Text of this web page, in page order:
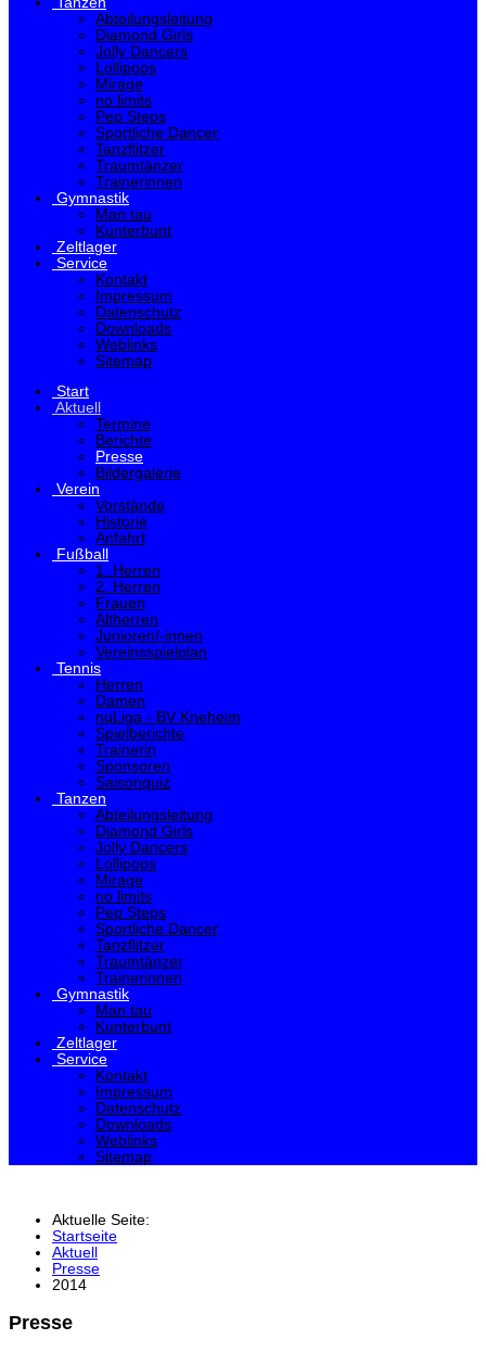
Abteilungsleitung
Diamond Girls
Jolly Dancers
Lollipops
Mirage
no limits
Pep Steps
Sportliche Dancer
Tanzflitzer
Traumtänzer
Trainerinnen
Gymnastik
Man tau
Kunterbunt
Zeltlager
Service
Kontakt
Impressum
Datenschutz
Downloads
Weblinks
Sitemap
Start
Aktuell
Termine
Berichte
Presse
Bildergalerie
Verein
Vorstände
Historie
Anfahrt
Fußball
1. Herren
2. Herren
Frauen
Altherren
Junioren/-innen
Vereinsspielplan
Tennis
Herren
Damen
nuLiga - BV Kneheim
Spielberichte
Trainerin
Sponsoren
Saisonquiz
Tanzen
Abteilungsleitung
Diamond Girls
Jolly Dancers
Lollipops
Mirage
no limits
Pep Steps
Sportliche Dancer
Tanzflitzer
Traumtänzer
Trainerinnen
Gymnastik
Man tau
Kunterbunt
Zeltlager
Service
Kontakt
Impressum
Datenschutz
Downloads
Weblinks
Sitemap
Aktuelle Seite:
Startseite
Aktuell
Presse
2014
Presse